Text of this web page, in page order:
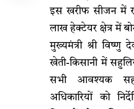
इस खरीफ सीजन में
लाख हेक्टेयर क्षेत्र में
मुख्यमंत्री श्री विष्णु
खेती-किसानी में
सभी आवश्यक
अधिकारियों को